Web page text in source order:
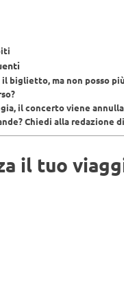
biglietto, ma non posso
il concerto viene
Chiedi alla redazione
il tuo